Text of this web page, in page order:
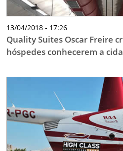
13/04/2018 - 17:26
Quality Suites Oscar Freire
hóspedes conhecerem a